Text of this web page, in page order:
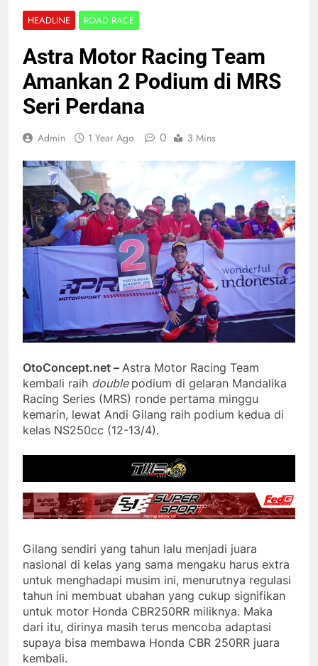
HEADLINE ROAD RACE
Astra Motor Racing Team
Amankan 2 Podium di MRS
Seri Perdana
Admin 1 Year Ago 0 3 Mins
OtoConcept.net – Astra Motor Racing Team
kembali raih double podium di gelaran Mandalika
Racing Series (MRS) ronde pertama minggu
kemarin, lewat Andi Gilang raih podium kedua di
kelas NS250cc (12-13/4).
Gilang sendiri yang tahun lalu menjadi juara
nasional di kelas yang sama mengaku harus extra
untuk menghadapi musim ini, menurutnya regulasi
tahun ini membuat ubahan yang cukup signifikan
untuk motor Honda CBR250RR miliknya. Maka
dari itu, dirinya masih terus mencoba adaptasi
supaya bisa membawa Honda CBR 250RR juara
kembali.